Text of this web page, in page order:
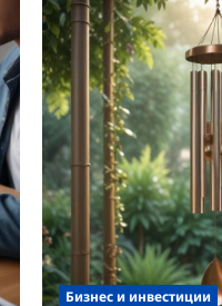
Бизнес и инвестиции